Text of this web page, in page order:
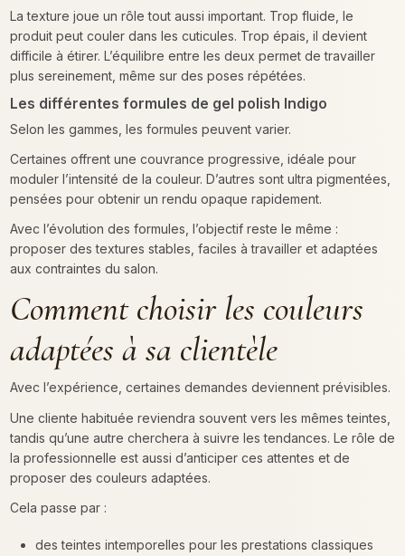
La texture joue un rôle tout aussi important. Trop fluide, le
produit peut couler dans les cuticules. Trop épais, il devient
difficile à étirer. L’équilibre entre les deux permet de travailler
plus sereinement, même sur des poses répétées.
Les différentes formules de gel polish Indigo
Selon les gammes, les formules peuvent varier.
Certaines offrent une couvrance progressive, idéale pour
moduler l’intensité de la couleur. D’autres sont ultra pigmentées,
pensées pour obtenir un rendu opaque rapidement.
Avec l’évolution des formules, l’objectif reste le même :
proposer des textures stables, faciles à travailler et adaptées
aux contraintes du salon.
Comment choisir les couleurs
adaptées à sa clientèle
Avec l’expérience, certaines demandes deviennent prévisibles.
Une cliente habituée reviendra souvent vers les mêmes teintes,
tandis qu’une autre cherchera à suivre les tendances. Le rôle de
la professionnelle est aussi d’anticiper ces attentes et de
proposer des couleurs adaptées.
Cela passe par :
des teintes intemporelles pour les prestations classiques